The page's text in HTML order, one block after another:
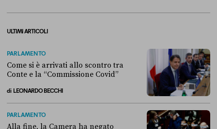
ULTIMI ARTICOLI
PARLAMENTO
Come si è arrivati allo scontro tra
Conte e la “Commissione Covid”
di LEONARDO BECCHI
PARLAMENTO
Alla fine, la Camera ha negato